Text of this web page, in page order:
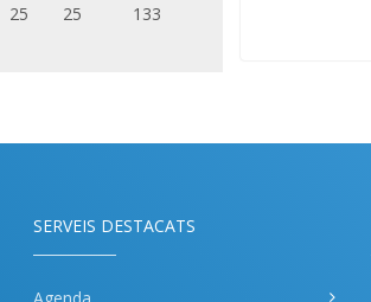
25 25 133
SERVEIS DESTACATS